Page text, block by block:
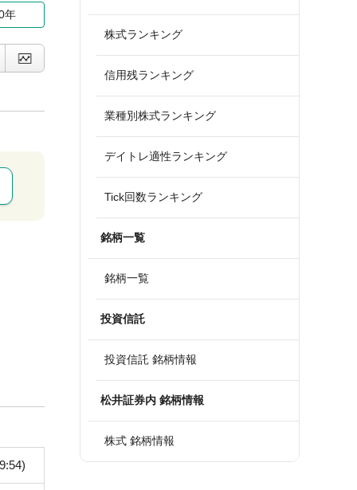
年
株式ランキング
信用残ランキング
業種別株式ランキング
デイトレ適性ランキング
Tick回数ランキング
銘柄一覧
銘柄一覧
投資信託
投資信託 銘柄情報
松井証券内 銘柄情報
株式 銘柄情報